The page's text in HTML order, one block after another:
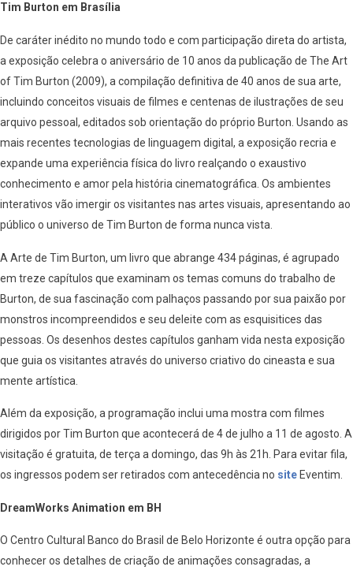
Tim Burton em Brasília
De caráter inédito no mundo todo e com participação direta do artista,
a exposição celebra o aniversário de 10 anos da publicação de The Art
of Tim Burton (2009), a compilação definitiva de 40 anos de sua arte,
incluindo conceitos visuais de filmes e centenas de ilustrações de seu
arquivo pessoal, editados sob orientação do próprio Burton. Usando as
mais recentes tecnologias de linguagem digital, a exposição recria e
expande uma experiência física do livro realçando o exaustivo
conhecimento e amor pela história cinematográfica. Os ambientes
interativos vão imergir os visitantes nas artes visuais, apresentando ao
público o universo de Tim Burton de forma nunca vista.
A Arte de Tim Burton, um livro que abrange 434 páginas, é agrupado
em treze capítulos que examinam os temas comuns do trabalho de
Burton, de sua fascinação com palhaços passando por sua paixão por
monstros incompreendidos e seu deleite com as esquisitices das
pessoas. Os desenhos destes capítulos ganham vida nesta exposição
que guia os visitantes através do universo criativo do cineasta e sua
mente artística.
Além da exposição, a programação inclui uma mostra com filmes
dirigidos por Tim Burton que acontecerá de 4 de julho a 11 de agosto. A
visitação é gratuita, de terça a domingo, das 9h às 21h. Para evitar fila,
os ingressos podem ser retirados com antecedência no site Eventim.
DreamWorks Animation em BH
O Centro Cultural Banco do Brasil de Belo Horizonte é outra opção para
conhecer os detalhes de criação de animações consagradas, a